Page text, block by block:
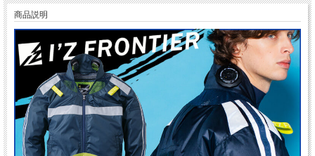
商品説明